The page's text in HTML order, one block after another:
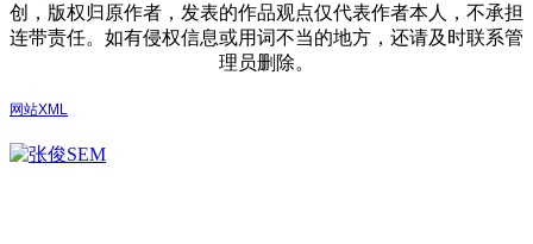
创，版权归原作者，发表的作品观点仅代表作者本人，不承担
连带责任。如有侵权信息或用词不当的地方，还请及时联系管
理员删除。
网站XML